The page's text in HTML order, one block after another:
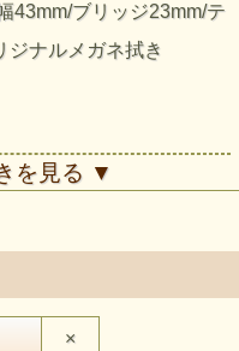
43mm/ブリッジ23mm/テ
ジナルメガネ拭き
お送りします、フィル
について」のメールが
認いただき再度ご連絡く
が無料で選べます☆
を見る ▼
×